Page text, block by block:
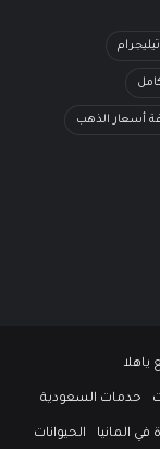
أسعار الذهب
حدمات السعودية
في المانيا الحيوانات